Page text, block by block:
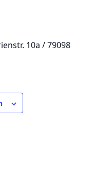
10a / 79098